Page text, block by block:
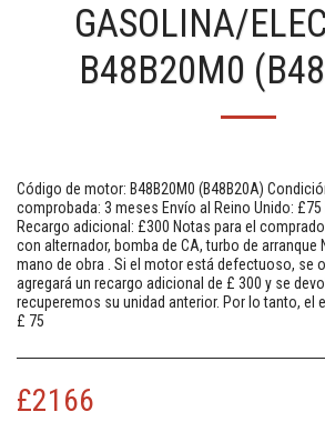
GASOLINA/
B48B20M0
Código de motor: B48B20M0 (B48B20A)
comprobada: 3 meses Envío al Reino Unido: £75
Recargo adicional: £300 Notas para el
con alternador, bomba de CA, turbo de
mano de obra . Si el motor está defectuoso, se
agregará un recargo adicional de £ 300 y se
recuperemos su unidad anterior. Por lo tanto, el
£ 75
£2166